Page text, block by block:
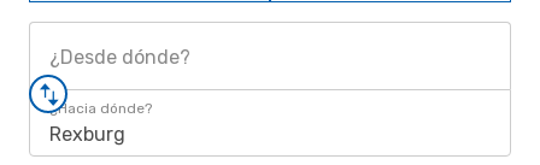
¿Desde dónde?
¿Hacia dónde?
Rexburg